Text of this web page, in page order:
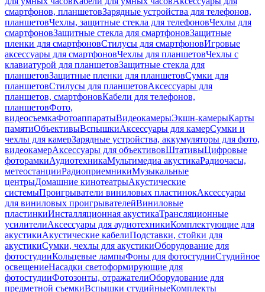
смартфонов, планшетовЗарядные устройства для телефонов,
планшетовЧехлы, защитные стекла для телефоновЧехлы для
смартфоновЗащитные стекла для смартфоновЗащитные
пленки для смартфоновСтилусы для смартфоновИгровые
аксессуары для смартфоновЧехлы для планшетовЧехлы с
клавиатурой для планшетовЗащитные стекла для
планшетовЗащитные пленки для планшетовСумки для
планшетовСтилусы для планшетовАксессуары для
планшетов, смартфоновКабели для телефонов,
планшетовФото,
видеосъемкаФотоаппаратыВидеокамерыЭкшн-камерыКарты
памятиОбъективыВспышкиАксессуары для камерСумки и
чехлы для камерЗарядные устройства, аккумуляторы для фото,
видеокамерАксессуары для объективовШтативыЦифровые
фоторамкиАудиотехникаМультимедиа акустикаРадиочасы,
метеостанцииРадиоприемникиМузыкальные
центрыДомашние кинотеатрыАкустические
системыПроигрыватели виниловых пластинокАксессуары
для виниловых проигрывателейВиниловые
пластинкиИнсталляционная акустикаТрансляционные
усилителиАксессуары для аудиотехникиКомплектующие для
акустикиАкустические кабелиПодставки, стойки для
акустикиСумки, чехлы для акустикиОборудование для
фотостудииКольцевые лампыФоны для фотостудииСтудийное
освещениеНасадки светоформирующие для
фотостудииФотозонты, отражателиОборудование для
предметной съемкиВспышки студийныеКомплекты